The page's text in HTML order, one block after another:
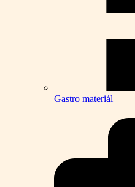
Gastro materiál